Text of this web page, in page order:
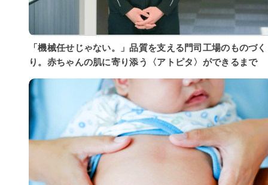
「機械任せじゃない。」品質を支える門司工場のものづく
り。赤ちゃんの肌に寄り添う〈アトピタ〉ができるまで